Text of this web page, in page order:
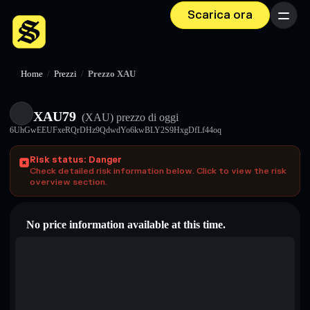
Scarica ora Menu
Home / Prezzi / Prezzo XAU
XAU79 (XAU) prezzo di oggi
6UhGwEEUFxeRQrDHz9QdwdYo6kwBLY2S9HxgDfLf44oq
Risk status: Danger
Check detailed risk information below. Click to view the risk
overview section.
No price information available at this time.